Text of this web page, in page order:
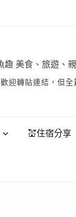
貼連結，但全
💒住宿分享